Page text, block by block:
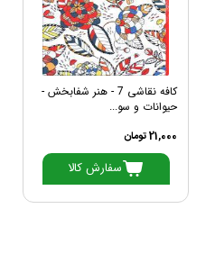
کافه نقاشی 7 - هنر شفابخش -
حیوانات و سو...
21,000 تومان
سفارش کالا